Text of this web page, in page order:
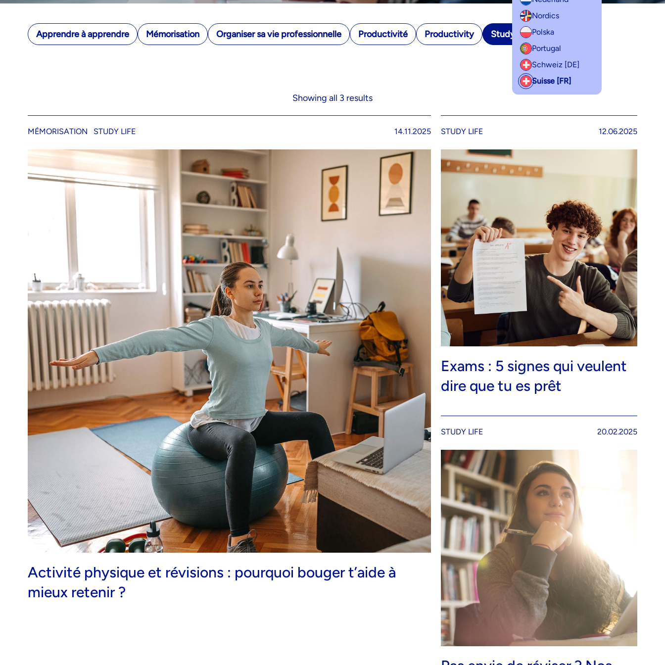
Nordics
Polska
Portugal
Schweiz [DE]
Suisse [FR]
Apprendre à apprendre Mémorisation Organiser sa vie professionnelle Productivité Productivity Study life
Showing all 3 results
MÉMORISATION STUDY LIFE 14.11.2025
Activité physique et révisions : pourquoi bouger t’aide à
mieux retenir ?
STUDY LIFE 12.06.2025
Exams : 5 signes qui veulent
dire que tu es prêt
STUDY LIFE 20.02.2025